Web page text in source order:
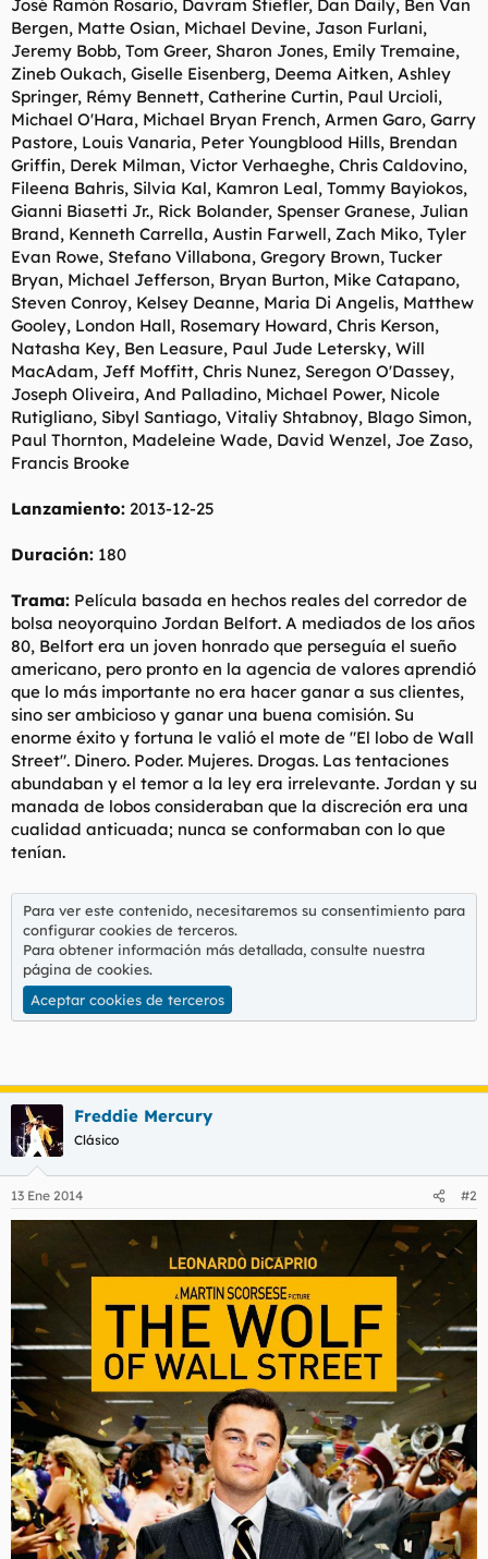
José Ramón Rosario, Davram Stiefler, Dan Daily, Ben Van
Bergen, Matte Osian, Michael Devine, Jason Furlani,
Jeremy Bobb, Tom Greer, Sharon Jones, Emily Tremaine,
Zineb Oukach, Giselle Eisenberg, Deema Aitken, Ashley
Springer, Rémy Bennett, Catherine Curtin, Paul Urcioli,
Michael O'Hara, Michael Bryan French, Armen Garo, Garry
Pastore, Louis Vanaria, Peter Youngblood Hills, Brendan
Griffin, Derek Milman, Victor Verhaeghe, Chris Caldovino,
Fileena Bahris, Silvia Kal, Kamron Leal, Tommy Bayiokos,
Gianni Biasetti Jr., Rick Bolander, Spenser Granese, Julian
Brand, Kenneth Carrella, Austin Farwell, Zach Miko, Tyler
Evan Rowe, Stefano Villabona, Gregory Brown, Tucker
Bryan, Michael Jefferson, Bryan Burton, Mike Catapano,
Steven Conroy, Kelsey Deanne, Maria Di Angelis, Matthew
Gooley, London Hall, Rosemary Howard, Chris Kerson,
Natasha Key, Ben Leasure, Paul Jude Letersky, Will
MacAdam, Jeff Moffitt, Chris Nunez, Seregon O'Dassey,
Joseph Oliveira, And Palladino, Michael Power, Nicole
Rutigliano, Sibyl Santiago, Vitaliy Shtabnoy, Blago Simon,
Paul Thornton, Madeleine Wade, David Wenzel, Joe Zaso,
Francis Brooke
Lanzamiento: 2013-12-25
Duración: 180
Trama: Película basada en hechos reales del corredor de
bolsa neoyorquino Jordan Belfort. A mediados de los años
80, Belfort era un joven honrado que perseguía el sueño
americano, pero pronto en la agencia de valores aprendió
que lo más importante no era hacer ganar a sus clientes,
sino ser ambicioso y ganar una buena comisión. Su
enorme éxito y fortuna le valió el mote de "El lobo de Wall
Street". Dinero. Poder. Mujeres. Drogas. Las tentaciones
abundaban y el temor a la ley era irrelevante. Jordan y su
manada de lobos consideraban que la discreción era una
cualidad anticuada; nunca se conformaban con lo que
tenían.
Para ver este contenido, necesitaremos su consentimiento para
configurar cookies de terceros.
Para obtener información más detallada, consulte nuestra
página de cookies.
Aceptar cookies de terceros
Freddie Mercury
Clásico
13 Ene 2014 #2